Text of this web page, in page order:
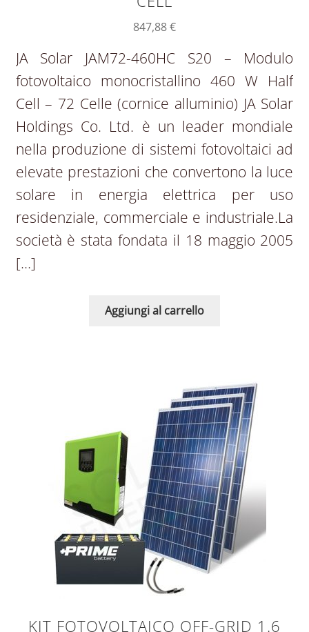
847,88€
JA Solar JAM72-460HC S20 – Modulo
fotovoltaico monocristallino 460 W Half
Cell – 72 Celle (cornice alluminio) JA Solar
Holdings Co. Ltd. è un leader mondiale
nella produzione di sistemi fotovoltaici ad
elevate prestazioni che convertono la luce
solare in energia elettrica per uso
residenziale, commerciale e industriale.La
società è stata fondata il 18 maggio 2005
[…]
Aggiungi al carrello
KIT FOTOVOLTAICO OFF-GRID 1.6